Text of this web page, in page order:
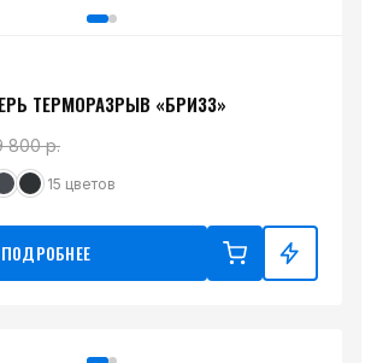
ТЕРМОРАЗРЫВ «БРИЗЗ»
800р.
15 цветов
ПОДРОБНЕЕ